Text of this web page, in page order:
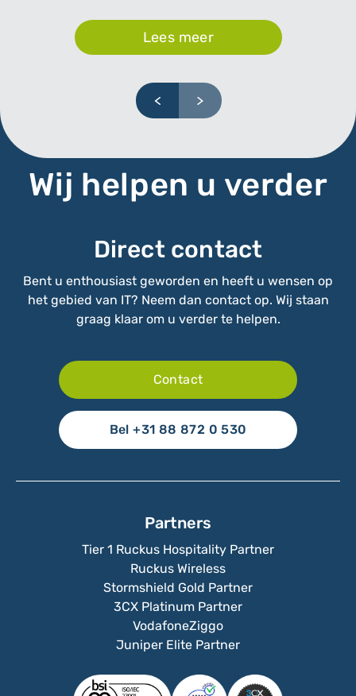
Lees meer
Wij helpen u verder
Direct contact
Bent u enthousiast geworden en heeft u wensen op
het gebied van IT? Neem dan contact op. Wij staan
graag klaar om u verder te helpen.
Contact
Bel +31 88 872 0 530
Partners
Tier 1 Ruckus Hospitality Partner
Ruckus Wireless
Stormshield Gold Partner
3CX Platinum Partner
VodafoneZiggo
Juniper Elite Partner